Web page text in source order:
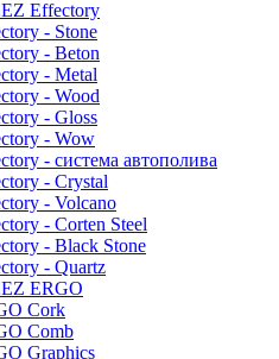
Effectory
- Stone
- Beton
- Metal
- Wood
- Gloss
- Wow
- система автополива
- Crystal
- Volcano
- Corten Steel
- Black Stone
- Quartz
ERGO
Cork
Comb
Graphics